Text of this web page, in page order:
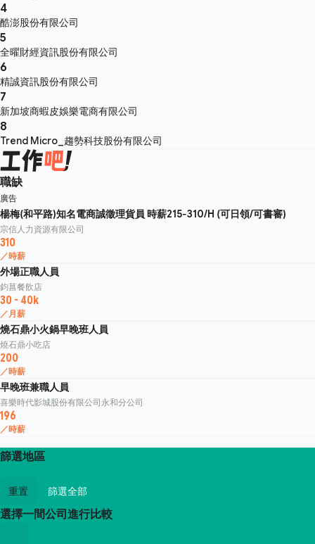
4
酷澎股份有限公司
5
全曜財經資訊股份有限公司
6
精誠資訊股份有限公司
7
新加坡商蝦皮娛樂電商有限公司
8
Trend Micro_趨勢科技股份有限公司
職缺
廣告
楊梅(和平路)知名電商誠徵理貨員 時薪215-310/H (可日領/可書審)
宗信人力資源有限公司
310
／時薪
外場正職人員
鈞菖餐飲店
30 - 40k
／月薪
燒石鼎小火鍋早晚班人員
燒石鼎小吃店
200
／時薪
早晚班兼職人員
喜樂時代影城股份有限公司永和分公司
196
／時薪
篩選地區
重置 篩選全部
選擇一間公司進行比較